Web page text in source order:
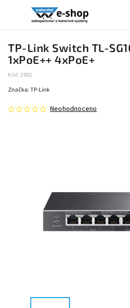
TP-Link Switch TL-
1xPoE++ 4xPoE+
Kód:2982
Neohodnoceno
Značka:TP-Link